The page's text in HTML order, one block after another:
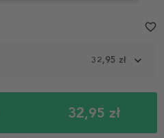
32,95 zł
32,95 zł
favorite_border